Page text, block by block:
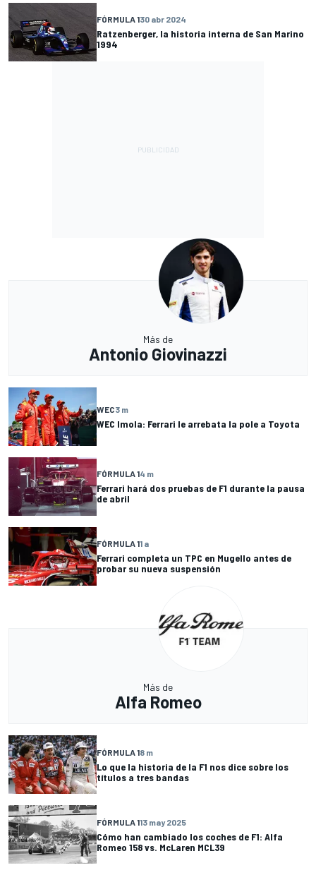
FÓRMULA 130 abr 2024
Ratzenberger, la historia interna de San Marino
1994
Más de
Antonio Giovinazzi
WEC3 m
WEC Imola: Ferrari le arrebata la pole a Toyota
FÓRMULA 14 m
Ferrari hará dos pruebas de F1 durante la pausa
de abril
FÓRMULA 11 a
Ferrari completa un TPC en Mugello antes de
probar su nueva suspensión
Más de
Alfa Romeo
FÓRMULA 18 m
Lo que la historia de la F1 nos dice sobre los
títulos a tres bandas
FÓRMULA 113 may 2025
Cómo han cambiado los coches de F1: Alfa
Romeo 158 vs. McLaren MCL39